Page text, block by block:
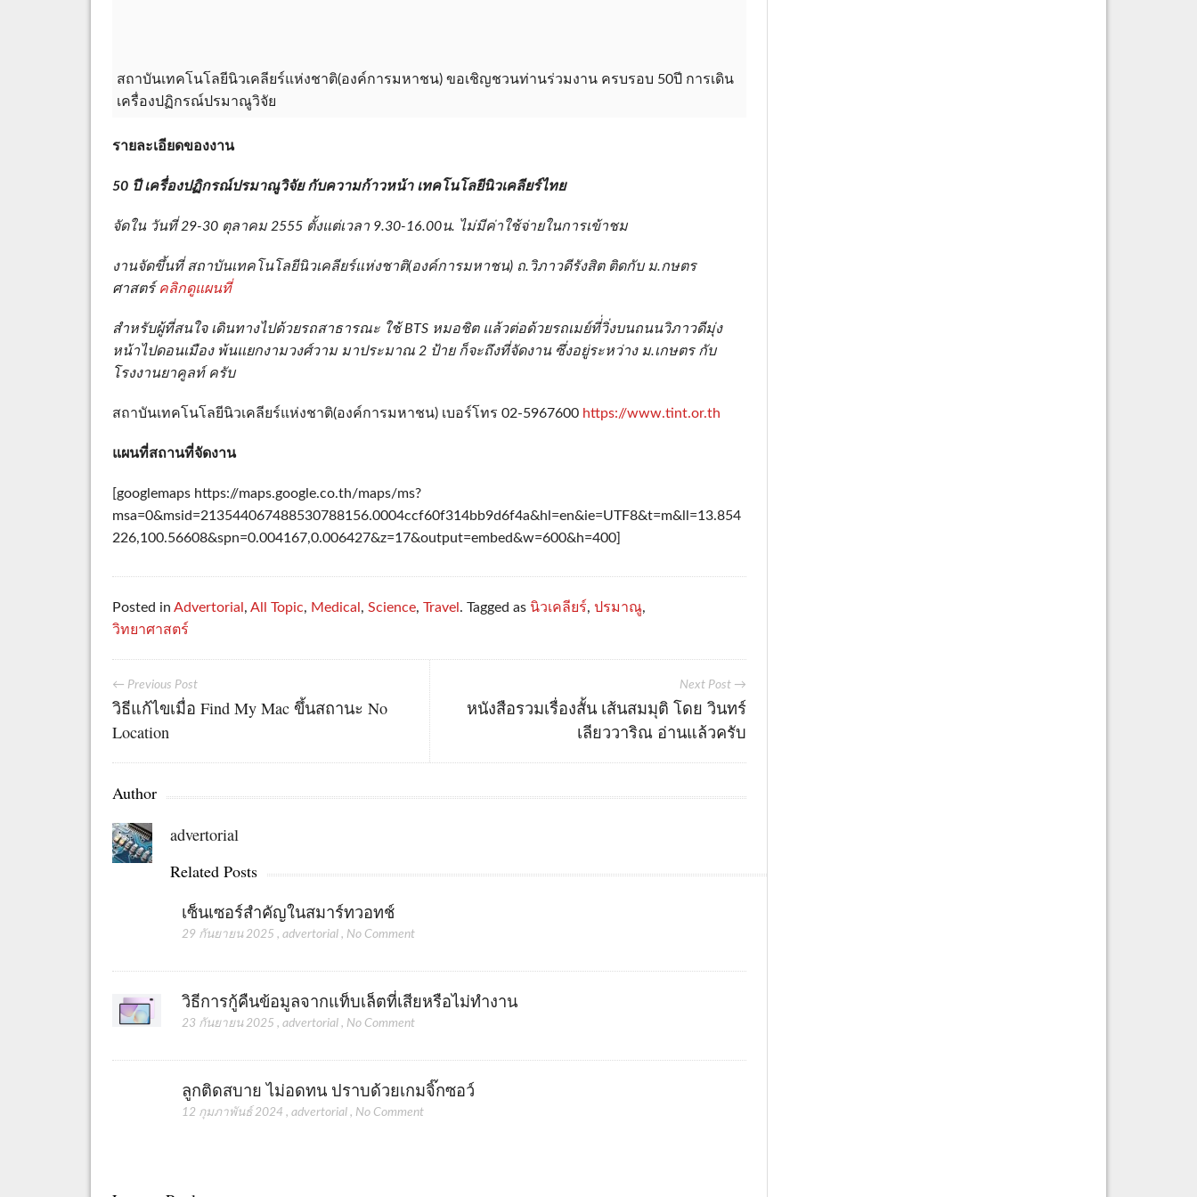
สถาบันเทคโนโลยีนิวเคลียร์แห่งชาติ(องค์การมหาชน) ขอเชิญชวนท่านร่วมงาน ครบรอบ 50ปี การเดิน
เครื่องปฏิกรณ์ปรมาณูวิจัย
รายละเอียดของงาน
50 ปี เครื่องปฏิกรณ์ปรมาณูวิจัย กับความก้าวหน้า เทคโนโลยีนิวเคลียร์ไทย
จัดใน วันที่ 29-30 ตุลาคม 2555 ตั้งแต่เวลา 9.30-16.00น. ไม่มีค่าใช้จ่ายในการเข้าชม
งานจัดขึ้นที่ สถาบันเทคโนโลยีนิวเคลียร์แห่งชาติ(องค์การมหาชน) ถ.วิภาวดีรังสิต ติดกับ ม.กษตร
ศาสตร์ คลิกดูแผนที่
สำหรับผู้ที่สนใจ เดินทางไปด้วยรถสาธารณะ ใช้ BTS หมอชิต แล้วต่อด้วยรถเมย์ที่่วิ่งบนถนนวิภาวดีมุ่ง
หน้าไปดอนเมือง พ้นแยกงามวงศ์วาม มาประมาณ 2 ป้าย ก็จะถึงที่จัดงาน ซึ่งอยู่ระหว่าง ม.เกษตร กับ
โรงงานยาคูลท์ ครับ
สถาบันเทคโนโลยีนิวเคลียร์แห่งชาติ(องค์การมหาชน) เบอร์โทร 02-5967600 https://www.tint.or.th
แผนที่สถานที่จัดงาน
[googlemaps https://maps.google.co.th/maps/ms?
msa=0&msid=213544067488530788156.0004ccf60f314bb9d6f4a&hl=en&ie=UTF8&t=m&ll=13.854
226,100.56608&spn=0.004167,0.006427&z=17&output=embed&w=600&h=400]
Posted inAdvertorial ,All Topic, Medical ,Science,Travel . Tagged as นิวเคลียร์,ปรมาณู,
วิทยาศาสตร์
Next Post →
หนังสือรวมเรื่องสั้น เส้นสมมุติ โดย วินทร์
เลียววาริณ อ่านแล้วครับ
← Previous Post
วิธีแก้ไขเมื่อ Find My Mac ขึ้นสถานะ No
Location
Author
advertorial
Related Posts
เซ็นเซอร์สำคัญในสมาร์ทวอทช์
29 กันยายน 2025 ,advertorial , No Comment
วิธีการกู้คืนข้อมูลจากแท็บเล็ตที่เสียหรือไม่ทำงาน
23 กันยายน 2025 ,advertorial , No Comment
ลูกติดสบาย ไม่อดทน ปราบด้วยเกมจิ๊กซอว์
12 กุมภาพันธ์ 2024 ,advertorial , No Comment